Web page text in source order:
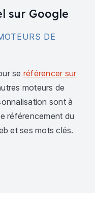
sur Google
DE
se référencer sur
moteurs de
sont à
référencement du
et ses mots clés.